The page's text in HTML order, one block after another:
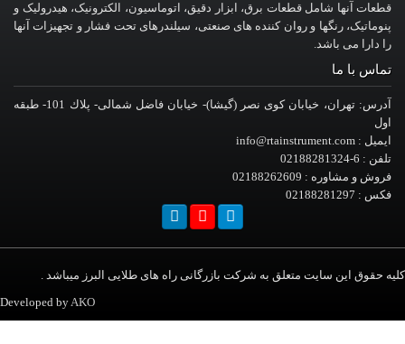
قطعات آنها شامل قطعات برق، ابزار دقیق، اتوماسیون، الکترونیک، هیدرولیک و
پنوماتیک، رنگها و روان کننده های صنعتی، سیلندرهای تحت فشار و تجهیزات آنها
را دارا می باشد.
تماس با ما
آدرس: تهران، خيابان کوی نصر (گیشا)- خيابان فاضل شمالی- پلاك 101- طبقه
اول
ایمیل : info@rtainstrument.com
تلفن : 6-02188281324
فروش و مشاوره : 02188262609
فکس : 02188281297
حقوق این سایت متعلق به شرکت بازرگانی راه های طلایی البرز میباشد .
Developed byAKO